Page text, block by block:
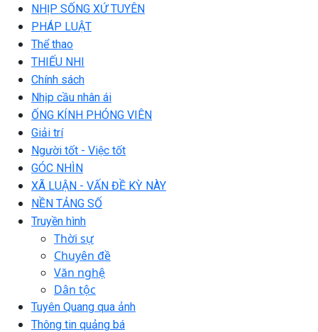
NHỊP SỐNG XỨ TUYÊN
PHÁP LUẬT
Thể thao
THIẾU NHI
Chính sách
Nhịp cầu nhân ái
ỐNG KÍNH PHÓNG VIÊN
Giải trí
Người tốt - Việc tốt
GÓC NHÌN
XÃ LUẬN - VẤN ĐỀ KỲ NÀY
NỀN TẢNG SỐ
Truyền hình
Thời sự
Chuyên đề
Văn nghệ
Dân tộc
Tuyên Quang qua ảnh
Thông tin quảng bá